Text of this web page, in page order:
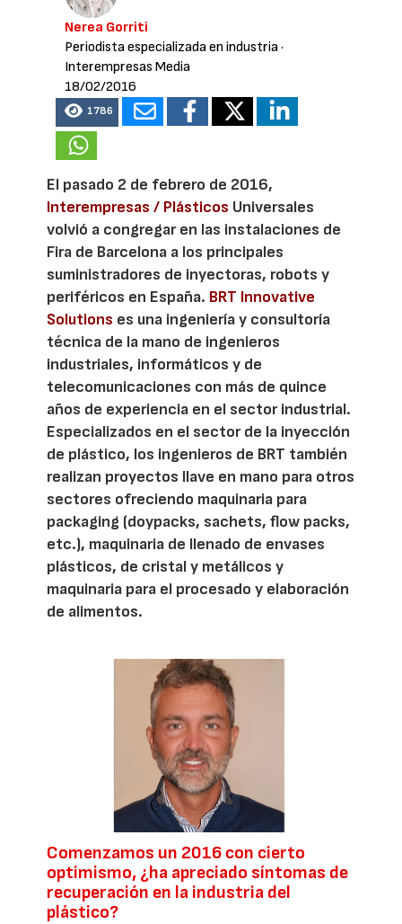
Nerea Gorriti
Periodista especializada en industria·
Interempresas Media
18/02/2016
1786
El pasado 2 de febrero de 2016,
Interempresas / Plásticos Universales
volvió a congregar en las instalaciones de
Fira de Barcelona a los principales
suministradores de inyectoras, robots y
periféricos en España. BRT Innovative
Solutions es una ingeniería y consultoría
técnica de la mano de ingenieros
industriales, informáticos y de
telecomunicaciones con más de quince
años de experiencia en el sector industrial.
Especializados en el sector de la inyección
de plástico, los ingenieros de BRT también
realizan proyectos llave en mano para otros
sectores ofreciendo maquinaria para
packaging (doypacks, sachets, flow packs,
etc.), maquinaria de llenado de envases
plásticos, de cristal y metálicos y
maquinaria para el procesado y elaboración
de alimentos.
Comenzamos un 2016 con cierto
optimismo, ¿ha apreciado síntomas de
recuperación en la industria del
plástico?